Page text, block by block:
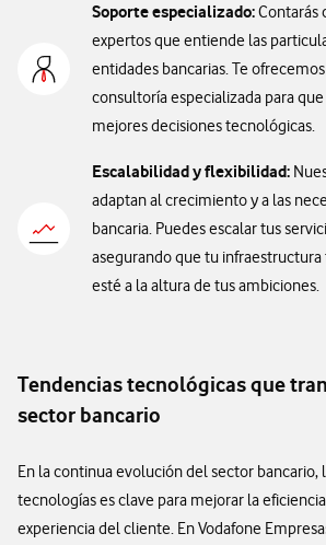
Soporte especializado:Contarás
expertos que entiende las
entidades bancarias. Te
consultoría especializada para
mejores decisiones tecnológicas.
Escalabilidad y flexibilidad:
adaptan al crecimiento y a las
bancaria. Puedes escalar tus
asegurando que tu
esté a la altura de tus ambiciones.
Tendencias tecnológicas que
sector bancario
En la continua evolución del sector bancario,
tecnologías es clave para mejorar la
experiencia del cliente. En Vodafone